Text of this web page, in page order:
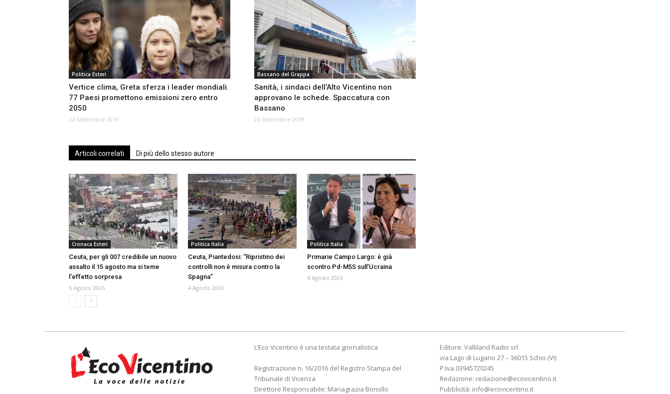
Politica Esteri
Vertice clima, Greta sferza i leader mondiali.
77 Paesi promettono emissioni zero entro
2050
24 Settembre 2019
Bassano del Grappa
Sanità, i sindaci dell’Alto Vicentino non
approvano le schede. Spaccatura con
Bassano
24 Settembre 2019
Articoli correlati Di più dello stesso autore
Cronaca Esteri
Ceuta, per gli 007 credibile un nuovo
assalto il 15 agosto ma si teme
l’effetto sorpresa
6 Agosto 2026
Politica Italia
Ceuta, Piantedosi: “Ripristino dei
controlli non è misura contro la
Spagna”
4 Agosto 2026
Politica Italia
Primarie Campo Largo: è già
scontro Pd-M5S sull’Ucraina
4 Agosto 2026
L’Eco Vicentino è una testata giornalistica
Registrazione n. 16/2016 del Registro Stampa del
Tribunale di Vicenza
Direttore Responsabile: Mariagrazia Bonollo
Editore: Valliland Radio srl
via Lago di Lugano 27 – 36015 Schio (VI)
P.Iva 03945720245
Redazione: redazione@ecovicentino.it
Pubblicità: info@ecovicentino.it